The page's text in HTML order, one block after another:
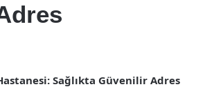
Sağlıkta Güvenilir Adres